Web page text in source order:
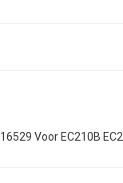
Voor EC210B